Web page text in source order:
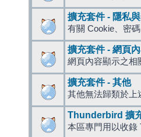
擴充套件 - 隱私
有關 Cookie、密
擴充套件 - 網頁
網頁內容顯示之相
擴充套件 - 其他
其他無法歸類於上
Thunderbird 擴
本區專門用以收錄